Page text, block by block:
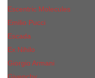
Escentric Molecules
Emilio Pucci
Escada
Ex Nihilo
Giorgio Armani